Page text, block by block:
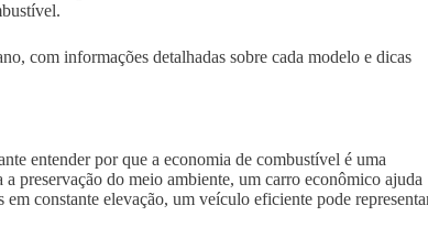
com informações detalhadas sobre cada modelo e dicas
entender por que a economia de combustível é uma
preservação do meio ambiente, um carro econômico ajuda
constante elevação, um veículo eficiente pode